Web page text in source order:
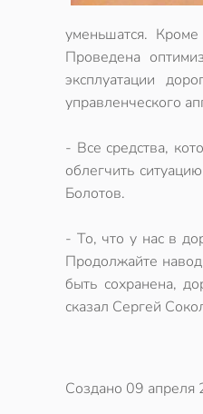
уменьшатся.
Проведена
эксплуатации
управленческого
- Все средства,
облегчить
Болотов.
- То, что у нас в
Продолжайте
быть сохранена,
сказал Сергей
Создано 09 апреля